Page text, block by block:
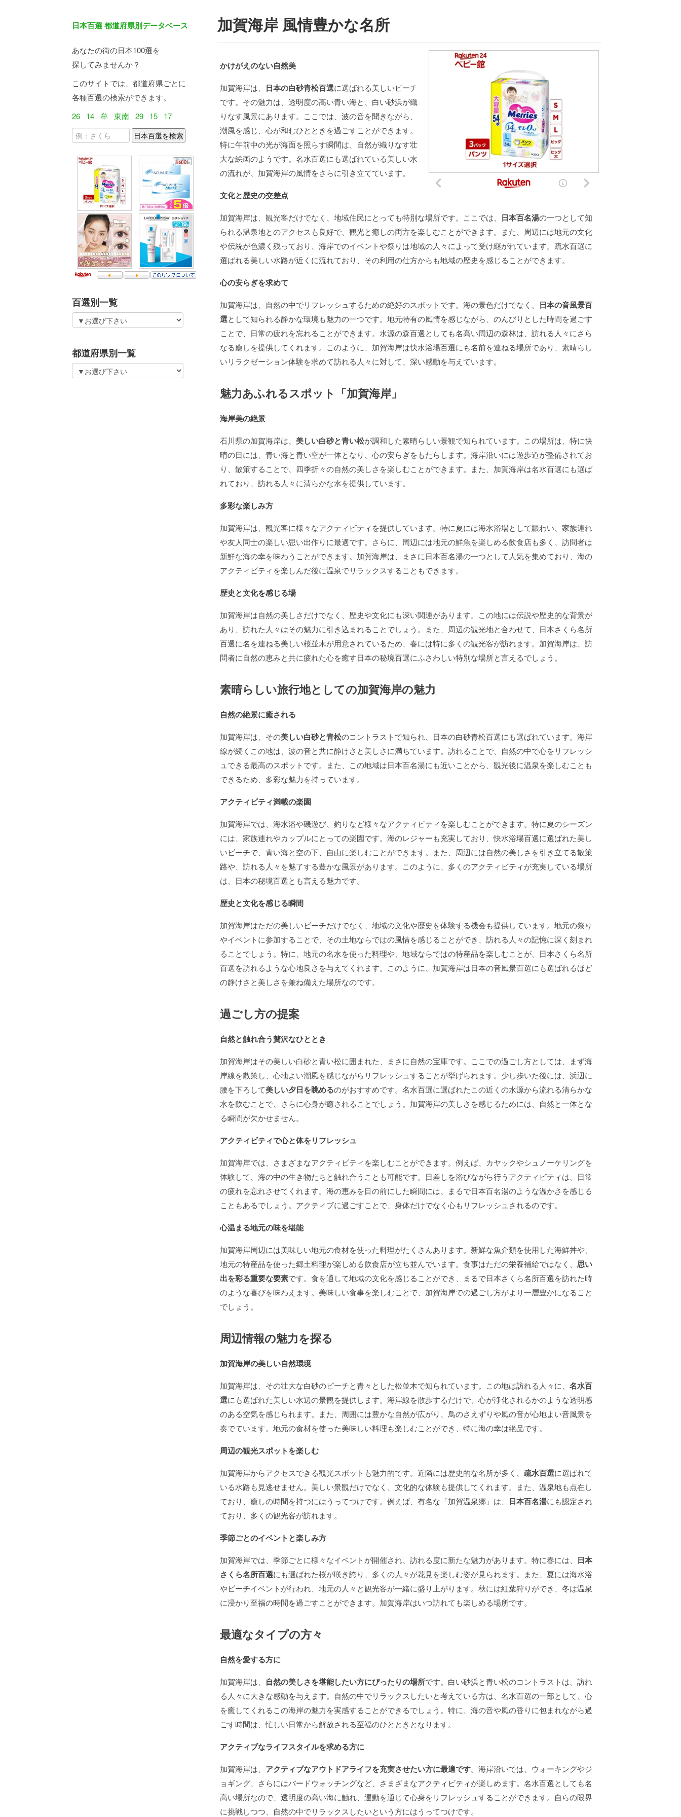
日本百選 都道府県別データベース
あなたの街の日本100選を
探してみませんか？
このサイトでは、都道府県ごとに
各種百選の検索ができます。
26
14 牟 東南 29 15 17
百選別一覧
都道府県別一覧
加賀海岸 風情豊かな名所
かけがえのない自然美
加賀海岸は、 日本の白砂青松百選に選ばれる美しいビーチ
です。その魅力は、透明度の高い青い海と、白い砂浜が織
りなす風景にあります。ここでは、波の音を聞きながら、
潮風を感じ、心が和むひとときを過ごすことができます。
特に午前中の光が海面を照らす瞬間は、自然が織りなす壮
大な絵画のようです。名水百選にも選ばれている美しい水
の流れが、加賀海岸の風情をさらに引き立てています。
文化と歴史の交差点
加賀海岸は、観光客だけでなく、地域住民にとっても特別な場所です。ここでは、 日本百名湯の一つとして知
られる温泉地とのアクセスも良好で、観光と癒しの両方を楽しむことができます。また、周辺には地元の文化
や伝統が色濃く残っており、海岸でのイベントや祭りは地域の人々によって受け継がれています。疏水百選に
選ばれる美しい水路が近くに流れており、その利用の仕方からも地域の歴史を感じることができます。
心の安らぎを求めて
加賀海岸は、自然の中でリフレッシュするための絶好のスポットです。海の景色だけでなく、
日本の音風景百
選として知られる静かな環境も魅力の一つです。地元特有の風情を感じながら、のんびりとした時間を過ごす
ことで、日常の疲れを忘れることができます。水源の森百選としても名高い周辺の森林は、訪れる人々にさら
なる癒しを提供してくれます。このように、加賀海岸は快水浴場百選にも名前を連ねる場所であり、素晴らし
いリラクゼーション体験を求めて訪れる人々に対して、深い感動を与えています。
魅力あふれるスポット「加賀海岸」
海岸美の絶景
石川県の加賀海岸は、 美しい白砂と青い松が調和した素晴らしい景観で知られています。この場所は、特に快
晴の日には、青い海と青い空が一体となり、心の安らぎをもたらします。海岸沿いには遊歩道が整備されてお
り、散策することで、四季折々の自然の美しさを楽しむことができます。また、加賀海岸は名水百選にも選ば
れており、訪れる人々に清らかな水を提供しています。
多彩な楽しみ方
加賀海岸は、観光客に様々なアクティビティを提供しています。特に夏には海水浴場として賑わい、家族連れ
や友人同士の楽しい思い出作りに最適です。さらに、周辺には地元の鮮魚を楽しめる飲食店も多く、訪問者は
新鮮な海の幸を味わうことができます。加賀海岸は、まさに日本百名湯の一つとして人気を集めており、海の
アクティビティを楽しんだ後に温泉でリラックスすることもできます。
歴史と文化を感じる場
加賀海岸は自然の美しさだけでなく、歴史や文化にも深い関連があります。この地には伝説や歴史的な背景が
あり、訪れた人々はその魅力に引き込まれることでしょう。また、周辺の観光地と合わせて、日本さくら名所
百選に名を連ねる美しい桜並木が用意されているため、春には特に多くの観光客が訪れます。加賀海岸は、訪
問者に自然の恵みと共に疲れた心を癒す日本の秘境百選にふさわしい特別な場所と言えるでしょう。
素晴らしい旅行地としての加賀海岸の魅力
自然の絶景に癒される
加賀海岸は、その美しい白砂と青松のコントラストで知られ、日本の白砂青松百選にも選ばれています。海岸
線が続くこの地は、波の音と共に静けさと美しさに満ちています。訪れることで、自然の中で心をリフレッシ
ュできる最高のスポットです。また、この地域は日本百名湯にも近いことから、観光後に温泉を楽しむことも
できるため、多彩な魅力を持っています。
アクティビティ満載の楽園
加賀海岸では、海水浴や磯遊び、釣りなど様々なアクティビティを楽しむことができます。特に夏のシーズン
には、家族連れやカップルにとっての楽園です。海のレジャーも充実しており、快水浴場百選に選ばれた美し
いビーチで、青い海と空の下、自由に楽しむことができます。また、周辺には自然の美しさを引き立てる散策
路や、訪れる人々を魅了する豊かな風景があります。このように、多くのアクティビティが充実している場所
は、日本の秘境百選とも言える魅力です。
歴史と文化を感じる瞬間
加賀海岸はただの美しいビーチだけでなく、地域の文化や歴史を体験する機会も提供しています。地元の祭り
やイベントに参加することで、その土地ならではの風情を感じることができ、訪れる人々の記憶に深く刻まれ
ることでしょう。特に、地元の名水を使った料理や、地域ならではの特産品を楽しむことが、日本さくら名所
百選を訪れるような心地良さを与えてくれます。このように、加賀海岸は日本の音風景百選にも選ばれるほど
の静けさと美しさを兼ね備えた場所なのです。
過ごし方の提案
自然と触れ合う贅沢なひととき
加賀海岸はその美しい白砂と青い松に囲まれた、まさに自然の宝庫です。ここでの過ごし方としては、まず海
岸線を散策し、心地よい潮風を感じながらリフレッシュすることが挙げられます。少し歩いた後には、浜辺に
腰を下ろして美しい夕日を眺めるのがおすすめです。名水百選に選ばれたこの近くの水源から流れる清らかな
水を飲むことで、さらに心身が癒されることでしょう。加賀海岸の美しさを感じるためには、自然と一体とな
る瞬間が欠かせません。
アクティビティで心と体をリフレッシュ
加賀海岸では、さまざまなアクティビティを楽しむことができます。例えば、カヤックやシュノーケリングを
体験して、海の中の生き物たちと触れ合うことも可能です。日差しを浴びながら行うアクティビティは、日常
の疲れを忘れさせてくれます。海の恵みを目の前にした瞬間には、まるで日本百名湯のような温かさを感じる
こともあるでしょう。アクティブに過ごすことで、身体だけでなく心もリフレッシュされるのです。
心温まる地元の味を堪能
加賀海岸周辺には美味しい地元の食材を使った料理がたくさんあります。新鮮な魚介類を使用した海鮮丼や、
地元の特産品を使った郷土料理が楽しめる飲食店が立ち並んでいます。食事はただの栄養補給ではなく、 思い
出を彩る重要な要素です。食を通して地域の文化を感じることができ、まるで日本さくら名所百選を訪れた時
のような喜びを味わえます。美味しい食事を楽しむことで、加賀海岸での過ごし方がより一層豊かになること
でしょう。
周辺情報の魅力を探る
加賀海岸の美しい自然環境
加賀海岸は、その壮大な白砂のビーチと青々とした松並木で知られています。この地は訪れる人々に、 名水百
選にも選ばれた美しい水辺の景観を提供します。海岸線を散歩するだけで、心が浄化されるかのような透明感
のある空気を感じられます。また、周囲には豊かな自然が広がり、鳥のさえずりや風の音が心地よい音風景を
奏でています。地元の食材を使った美味しい料理も楽しむことができ、特に海の幸は絶品です。
周辺の観光スポットを楽しむ
加賀海岸からアクセスできる観光スポットも魅力的です。近隣には歴史的な名所が多く、 疏水百選に選ばれて
いる水路も見逃せません。美しい景観だけでなく、文化的な体験も提供してくれます。また、温泉地も点在し
ており、癒しの時間を持つにはうってつけです。例えば、有名な「加賀温泉郷」は、
日本百名湯にも認定され
ており、多くの観光客が訪れます。
季節ごとのイベントと楽しみ方
加賀海岸では、季節ごとに様々なイベントが開催され、訪れる度に新たな魅力があります。特に春には、
日本
さくら名所百選にも選ばれた桜が咲き誇り、多くの人々が花見を楽しむ姿が見られます。また、夏には海水浴
やビーチイベントが行われ、地元の人々と観光客が一緒に盛り上がります。秋には紅葉狩りができ、冬は温泉
に浸かり至福の時間を過ごすことができます。加賀海岸はいつ訪れても楽しめる場所です。
最適なタイプの方々
自然を愛する方に
加賀海岸は、 自然の美しさを堪能したい方にぴったりの場所です。白い砂浜と青い松のコントラストは、訪れ
る人々に大きな感動を与えます。自然の中でリラックスしたいと考えている方は、名水百選の一部として、心
を癒してくれるこの海岸の魅力を実感することができるでしょう。特に、海の音や風の香りに包まれながら過
ごす時間は、忙しい日常から解放される至福のひとときとなります。
アクティブなライフスタイルを求める方に
加賀海岸は、 アクティブなアウトドアライフを充実させたい方に最適です。海岸沿いでは、ウォーキングやジ
ョギング、さらにはバードウォッチングなど、さまざまなアクティビティが楽しめます。名水百選としても名
高い場所なので、透明度の高い海に触れ、運動を通じて心身をリフレッシュすることができます。自らの限界
に挑戦しつつ、自然の中でリラックスしたいという方にはうってつけです。